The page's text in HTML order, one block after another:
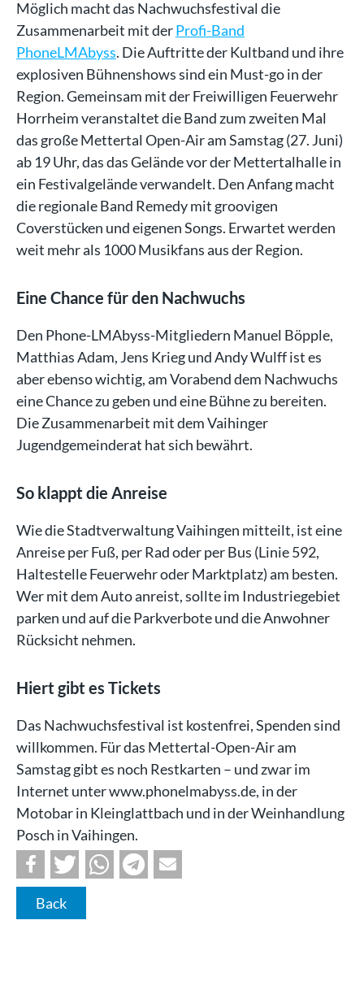
Möglich macht das Nachwuchsfestival die
Zusammenarbeit mit derProfi-Band
PhoneLMAbyss. Die Auftritte der Kultband und ihre
explosiven Bühnenshows sind ein Must-go in der
Region. Gemeinsam mit der Freiwilligen Feuerwehr
Horrheim veranstaltet die Band zum zweiten Mal
das große Mettertal Open-Air am Samstag (27. Juni)
ab 19 Uhr, das das Gelände vor der Mettertalhalle in
ein Festivalgelände verwandelt. Den Anfang macht
die regionale Band Remedy mit groovigen
Coverstücken und eigenen Songs. Erwartet werden
weit mehr als 1000 Musikfans aus der Region.
Eine Chance für den Nachwuchs
Den Phone-LMAbyss-Mitgliedern Manuel Böpple,
Matthias Adam, Jens Krieg und Andy Wulff ist es
aber ebenso wichtig, am Vorabend dem Nachwuchs
eine Chance zu geben und eine Bühne zu bereiten.
Die Zusammenarbeit mit dem Vaihinger
Jugendgemeinderat hat sich bewährt.
So klappt die Anreise
Wie die Stadtverwaltung Vaihingen mitteilt, ist eine
Anreise per Fuß, per Rad oder per Bus (Linie 592,
Haltestelle Feuerwehr oder Marktplatz) am besten.
Wer mit dem Auto anreist, sollte im Industriegebiet
parken und auf die Parkverbote und die Anwohner
Rücksicht nehmen.
Hiert gibt es Tickets
Das Nachwuchsfestival ist kostenfrei, Spenden sind
willkommen. Für das Mettertal-Open-Air am
Samstag gibt es noch Restkarten – und zwar im
Internet unter www.phonelmabyss.de, in der
Motobar in Kleinglattbach und in der Weinhandlung
Posch in Vaihingen.
Back